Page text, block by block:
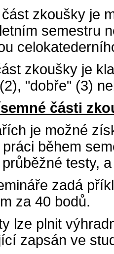
zkoušky je
semestru
zkoušky je
"dobře" (3)
části
je možné
během
testy,
zadá
za 40 bodů.
lze plnit
zapsán ve